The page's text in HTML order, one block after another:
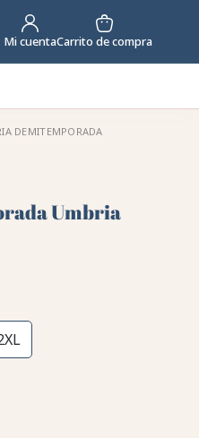
Mi cuentaCarrito de compra
DEMITEMPORADA
Umbria